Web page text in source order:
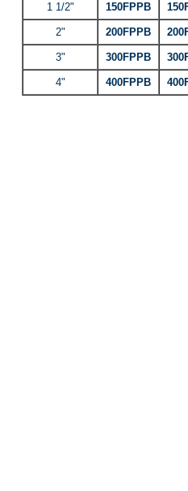
1 1/2" 150FPPB
2" 200FPPB
3" 300FPPB
4" 400FPPB